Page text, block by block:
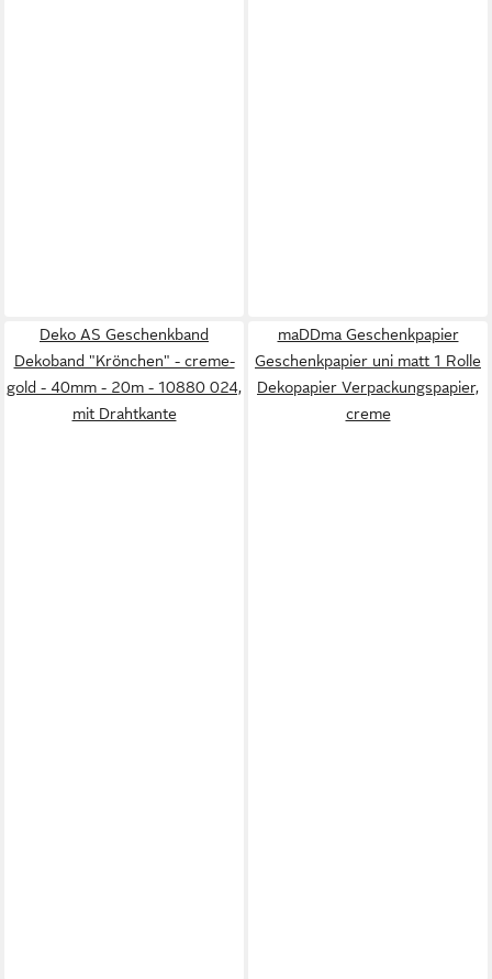
Deko AS Geschenkband
Dekoband "Krönchen" - creme-
gold - 40mm - 20m - 10880 024,
mit Drahtkante
maDDma Geschenkpapier
Geschenkpapier uni matt 1 Rolle
Dekopapier Verpackungspapier,
creme